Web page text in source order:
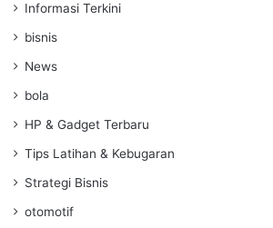
Informasi Terkini
bisnis
News
bola
HP & Gadget Terbaru
Tips Latihan & Kebugaran
Strategi Bisnis
otomotif